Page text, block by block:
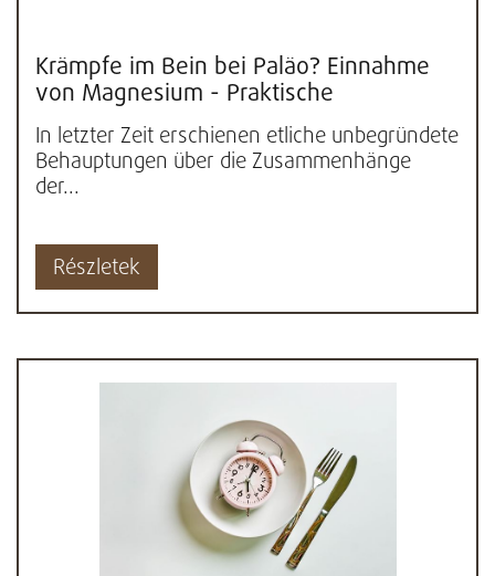
Krämpfe im Bein bei Paläo? Einnahme
von Magnesium - Praktische
Erfahrungen und Wissenschaft
In letzter Zeit erschienen etliche unbegründete
Behauptungen über die Zusammenhänge
der...
Részletek